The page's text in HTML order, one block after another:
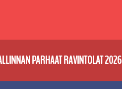
PARHAAT RAVINTOLAT 2026